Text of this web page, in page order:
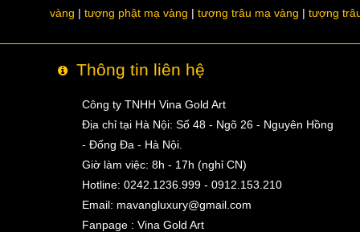
vàng
tượng phật mạ vàng tượng trâu mạ vàng tượng
Thông tin liên hệ
Công ty TNHH Vina Gold Art
Địa chỉ tại Hà Nội: Số 48 - Ngõ 26 - Nguyên Hồng
- Đống Đa - Hà Nội.
Giờ làm việc: 8h - 17h (nghỉ CN)
Hotline: 0242.1236.999 - 0912.153.210
Email: mavangluxury@gmail.com
Fanpage : Vina Gold Art